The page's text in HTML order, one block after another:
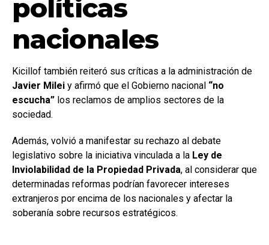
políticas
nacionales
Kicillof también reiteró sus críticas a la administración de
Javier Milei y afirmó que el Gobierno nacional “no
escucha” los reclamos de amplios sectores de la
sociedad.
Además, volvió a manifestar su rechazo al debate
legislativo sobre la iniciativa vinculada a la Ley de
Inviolabilidad de la Propiedad Privada, al considerar que
determinadas reformas podrían favorecer intereses
extranjeros por encima de los nacionales y afectar la
soberanía sobre recursos estratégicos.